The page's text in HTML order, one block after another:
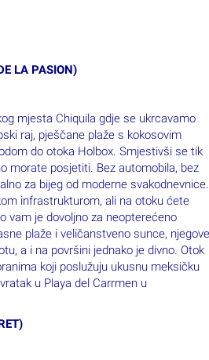
LA PASION)
mjesta Chiquila gdje se ukrcavamo
raj, pješčane plaže s kokosovim
do otoka Holbox. Smjestivši se tik
morate posjetiti. Bez automobila, bez
za bijeg od moderne svakodnevnice.
infrastrukturom, ali na otoku ćete
vam je dovoljno za neopterećeno
plaže i veličanstveno sunce, njegove
a i na površini jednako je divno. Otok
koji poslužuju ukusnu meksičku
u Playa del Carrmen u
parku Xcaret koji se nalazi 10-
možete plivati u različitim
Posebno impresivan dio parka je